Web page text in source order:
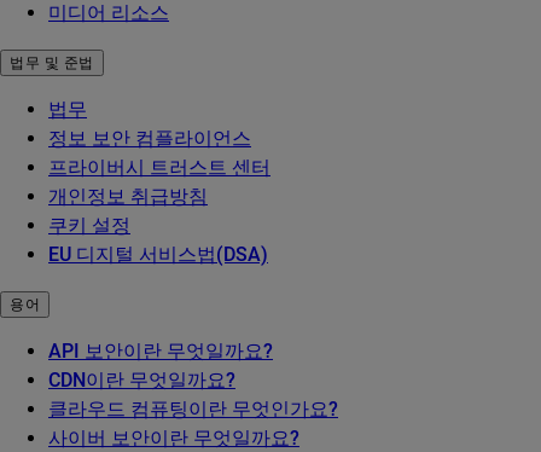
미디어 리소스
법무 및 준법
법무
정보 보안 컴플라이언스
프라이버시 트러스트 센터
개인정보 취급방침
쿠키 설정
EU 디지털 서비스법(DSA)
용어
API 보안이란 무엇일까요?
CDN이란 무엇일까요?
클라우드 컴퓨팅이란 무엇인가요?
사이버 보안이란 무엇일까요?